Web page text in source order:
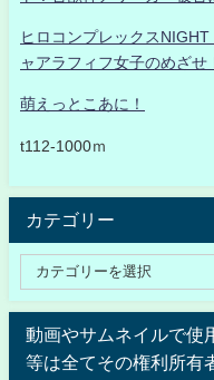
ヒロコンプレックス
ャアラフィフ女子のめざ
萌えっとこあに！
t112-1000ｍ
カテゴリー
動画やサムネイルで使
等は全てその権利所有